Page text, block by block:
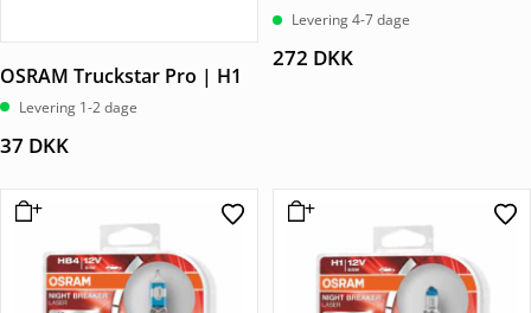
OSRAM Truckstar Pro | H1
Levering 1-2 dage
37 DKK
Vurderet
4.50Levering 4-7 dage
272 DKK